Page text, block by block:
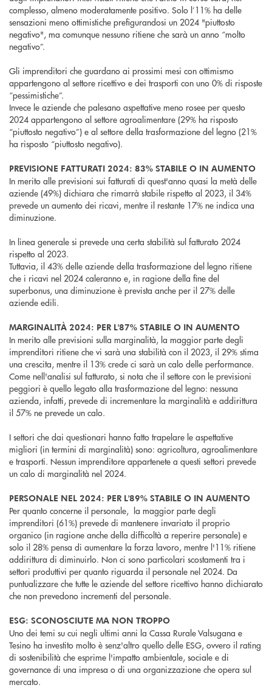
complesso, almeno moderatamente positivo. Solo l’11% ha delle
sensazioni meno ottimistiche prefigurandosi un 2024 "piuttosto
negativo", ma comunque nessuno ritiene che sarà un anno “molto
negativo”.
Gli imprenditori che guardano ai prossimi mesi con ottimismo
appartengono al settore ricettivo e dei trasporti con uno 0% di risposte
“pessimistiche”.
Invece le aziende che palesano aspettative meno rosee per questo
2024 appartengono al settore agroalimentare (29% ha risposto
“piuttosto negativo”) e al settore della trasformazione del legno (21%
ha risposto “piuttosto negativo).
PREVISIONE FATTURATI 2024: 83% STABILE O IN AUMENTO
In merito alle previsioni sui fatturati di quest'anno quasi la metà delle
aziende (49%) dichiara che rimarrà stabile rispetto al 2023, il 34%
prevede un aumento dei ricavi, mentre il restante 17% ne indica una
diminuzione.
In linea generale si prevede una certa stabilità sul fatturato 2024
rispetto al 2023.
Tuttavia, il 43% delle aziende della trasformazione del legno ritiene
che i ricavi nel 2024 caleranno e, in ragione della fine del
superbonus, una diminuzione è prevista anche per il 27% delle
aziende edili.
MARGINALITÀ 2024: PER L'87% STABILE O IN AUMENTO
In merito alle previsioni sulla marginalità, la maggior parte degli
imprenditori ritiene che vi sarà una stabilità con il 2023, il 29% stima
una crescita, mentre il 13% crede ci sarà un calo delle performance.
Come nell'analisi sul fatturato, si nota che il settore con le previsioni
peggiori è quello legato alla trasformazione del legno: nessuna
azienda, infatti, prevede di incrementare la marginalità e addirittura
il 57% ne prevede un calo.
I settori che dai questionari hanno fatto trapelare le aspettative
migliori (in termini di marginalità) sono: agricoltura, agroalimentare
e trasporti. Nessun imprenditore appartenete a questi settori prevede
un calo di marginalità nel 2024.
PERSONALE NEL 2024: PER L'89% STABILE O IN AUMENTO
Per quanto concerne il personale, la maggior parte degli
imprenditori (61%) prevede di mantenere invariato il proprio
organico (in ragione anche della difficoltà a reperire personale) e
solo il 28% pensa di aumentare la forza lavoro, mentre l'11% ritiene
addirittura di diminuirlo. Non ci sono particolari scostamenti tra i
settori produttivi per quanto riguarda il personale nel 2024. Da
puntualizzare che tutte le aziende del settore ricettivo hanno dichiarato
che non prevedono incrementi del personale.
ESG: SCONOSCIUTE MA NON TROPPO
Uno dei temi su cui negli ultimi anni la Cassa Rurale Valsugana e
Tesino ha investito molto è senz'altro quello delle ESG, ovvero il rating
di sostenibilità che esprime l'impatto ambientale, sociale e di
governance di una impresa o di una organizzazione che opera sul
mercato.